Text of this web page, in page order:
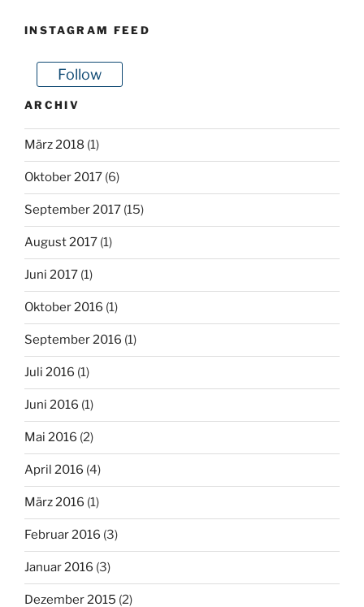
INSTAGRAM FEED
Follow
ARCHIV
März 2018 (1)
Oktober 2017 (6)
September 2017 (15)
August 2017 (1)
Juni 2017 (1)
Oktober 2016 (1)
September 2016 (1)
Juli 2016 (1)
Juni 2016 (1)
Mai 2016 (2)
April 2016 (4)
März 2016 (1)
Februar 2016 (3)
Januar 2016 (3)
Dezember 2015 (2)